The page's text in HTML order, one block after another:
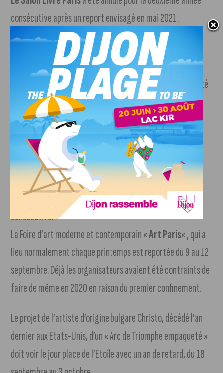
consécutive après un report envisagé en mai 2021.
le Festival d’Angoulême , normalement en
janvier, a décerné son palmarès à huis clos à cette date.
L’édition en plein air prévue du 24 au 27 juin a finalement été
annulée. Celui de Bastia, initialement prévu en mars, s’est
décalé du 16 au 19 septembre.
Musées et expositions
Le festival de la culture pop japonaiseJapan Expo
à Paris,
prévu mi-juillet, est annulé pour la deuxième année
consécutive.
La Foire d’art moderne et contemporain «Art Paris« , qui a
lieu normalement chaque printemps est reportée du 9 au 12
septembre. Déjà les organisateurs avaient été contraints de
faire de même en 2020 en raison du premier confinement.
Le projet de l’artiste d’origine bulgare Christo, décédé l’an
dernier aux Etats-Unis, d’un « Arc de Triomphe empaqueté »
doit voir le jour place de l’Etoile avec un an de retard, du 18